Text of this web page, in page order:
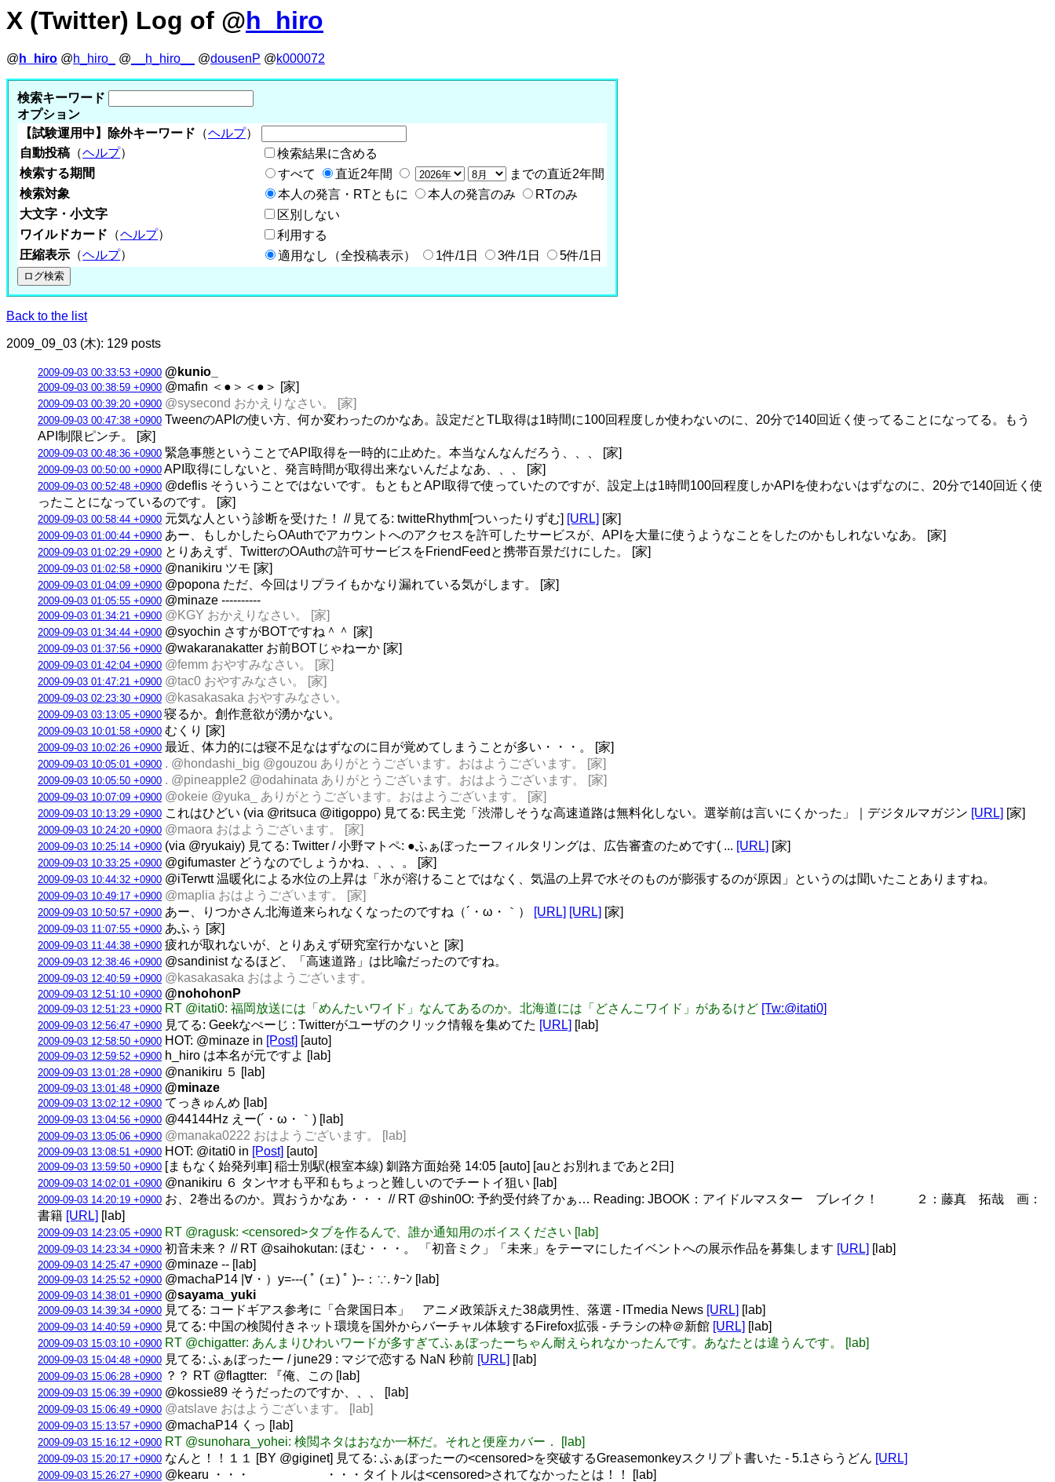
X (Twitter) Log of @h_hiro
@ h_hiro @h_hiro_ @ __h_hiro__ @dousenP @k000072
検索キーワード
オプション
【試験運用中】除外キーワード （ヘルプ）
自動投稿 （ヘルプ）
検索結果に含める
検索する期間
すべて 直近2年間
までの直近2年間
検索対象
本人の発言・RTともに 本人の発言のみ
RTのみ
大文字・小文字
区別しない
ワイルドカード （ヘルプ）
利用する
圧縮表示 （ヘルプ） 適用なし（全投稿表示） 1件/1日 3件/1日 5件/1日
Back to the list
2009_09_03 (木): 129 posts
2009-09-03 00:33:53 +0900 @kunio_
2009-09-03 00:38:59 +0900 @mafin ＜●＞＜●＞ [家]
2009-09-03 00:39:20 +0900 @sysecond おかえりなさい。 [家]
2009-09-03 00:47:38 +0900 TweenのAPIの使い方、何か変わったのかなあ。設定だとTL取得は1時間に100回程度しか使わないのに、20分で140回近く使ってることになってる。もう
API制限ピンチ。 [家]
2009-09-03 00:48:36 +0900 緊急事態ということでAPI取得を一時的に止めた。本当なんなんだろう、、、 [家]
2009-09-03 00:50:00 +0900 API取得にしないと、発言時間が取得出来ないんだよなあ、、、 [家]
2009-09-03 00:52:48 +0900 @deflis そういうことではないです。もともとAPI取得で使っていたのですが、設定上は1時間100回程度しかAPIを使わないはずなのに、20分で140回近く使
ったことになっているのです。 [家]
2009-09-03 00:58:44 +0900 元気な人という診断を受けた！ // 見てる: twitteRhythm[ついったりずむ] [URL] [家]
2009-09-03 01:00:44 +0900 あー、もしかしたらOAuthでアカウントへのアクセスを許可したサービスが、APIを大量に使うようなことをしたのかもしれないなあ。 [家]
2009-09-03 01:02:29 +0900 とりあえず、TwitterのOAuthの許可サービスをFriendFeedと携帯百景だけにした。 [家]
2009-09-03 01:02:58 +0900 @nanikiru ツモ [家]
2009-09-03 01:04:09 +0900 @popona ただ、今回はリプライもかなり漏れている気がします。 [家]
2009-09-03 01:05:55 +0900 @minaze ----------
2009-09-03 01:34:21 +0900 @KGY おかえりなさい。 [家]
2009-09-03 01:34:44 +0900 @syochin さすがBOTですね＾＾ [家]
2009-09-03 01:37:56 +0900 @wakaranakatter お前BOTじゃねーか [家]
2009-09-03 01:42:04 +0900 @femm おやすみなさい。 [家]
2009-09-03 01:47:21 +0900 @tac0 おやすみなさい。 [家]
2009-09-03 02:23:30 +0900 @kasakasaka おやすみなさい。
2009-09-03 03:13:05 +0900 寝るか。創作意欲が湧かない。
2009-09-03 10:01:58 +0900 むくり [家]
2009-09-03 10:02:26 +0900 最近、体力的には寝不足なはずなのに目が覚めてしまうことが多い・・・。 [家]
2009-09-03 10:05:01 +0900 . @hondashi_big @gouzou ありがとうございます。おはようございます。 [家]
2009-09-03 10:05:50 +0900 . @pineapple2 @odahinata ありがとうございます。おはようございます。 [家]
2009-09-03 10:07:09 +0900 @okeie @yuka_ ありがとうございます。おはようございます。 [家]
2009-09-03 10:13:29 +0900 これはひどい (via @ritsuca @itigoppo) 見てる: 民主党「渋滞しそうな高速道路は無料化しない。選挙前は言いにくかった」｜デジタルマガジン [URL] [家]
2009-09-03 10:24:20 +0900 @maora おはようございます。 [家]
2009-09-03 10:25:14 +0900 (via @ryukaiy) 見てる: Twitter / 小野マトペ: ●ふぁぼったーフィルタリングは、広告審査のためです( ... [URL] [家]
2009-09-03 10:33:25 +0900 @gifumaster どうなのでしょうかね、、、。 [家]
2009-09-03 10:44:32 +0900 @iTerwtt 温暖化による水位の上昇は「氷が溶けることではなく、気温の上昇で水そのものが膨張するのが原因」というのは聞いたことありますね。
2009-09-03 10:49:17 +0900 @maplia おはようございます。 [家]
2009-09-03 10:50:57 +0900 あー、りつかさん北海道来られなくなったのですね（´・ω・｀） [URL] [URL] [家]
2009-09-03 11:07:55 +0900 あふぅ [家]
2009-09-03 11:44:38 +0900 疲れが取れないが、とりあえず研究室行かないと [家]
2009-09-03 12:38:46 +0900 @sandinist なるほど、「高速道路」は比喩だったのですね。
2009-09-03 12:40:59 +0900 @kasakasaka おはようございます。
2009-09-03 12:51:10 +0900 @nohohonP
2009-09-03 12:51:23 +0900 RT @itati0: 福岡放送には「めんたいワイド」なんてあるのか。北海道には「どさんこワイド」があるけど [Tw:@itati0]
2009-09-03 12:56:47 +0900 見てる: Geekなぺーじ : Twitterがユーザのクリック情報を集めてた [URL] [lab]
2009-09-03 12:58:50 +0900 HOT: @minaze in [Post] [auto]
2009-09-03 12:59:52 +0900 h_hiro は本名が元ですよ [lab]
2009-09-03 13:01:28 +0900 @nanikiru ５ [lab]
2009-09-03 13:01:48 +0900 @minaze
2009-09-03 13:02:12 +0900 てっきゅんめ [lab]
2009-09-03 13:04:56 +0900 @44144Hz えー(´・ω・｀) [lab]
2009-09-03 13:05:06 +0900 @manaka0222 おはようございます。 [lab]
2009-09-03 13:08:51 +0900 HOT: @itati0 in [Post] [auto]
2009-09-03 13:59:50 +0900 [まもなく始発列車] 稲士別駅(根室本線) 釧路方面始発 14:05 [auto] [auとお別れまであと2日]
2009-09-03 14:02:01 +0900 @nanikiru ６ タンヤオも平和もちょっと難しいのでチートイ狙い [lab]
2009-09-03 14:20:19 +0900 お、2巻出るのか。買おうかなあ・・・ // RT @shin0O: 予約受付終了かぁ… Reading: JBOOK：アイドルマスター ブレイク！ ２：藤真 拓哉 画：
書籍 [URL] [lab]
2009-09-03 14:23:05 +0900 RT @ragusk: <censored>タブを作るんで、誰か通知用のボイスください [lab]
2009-09-03 14:23:34 +0900 初音未来？ // RT @saihokutan: ほむ・・・。 「初音ミク」「未来」をテーマにしたイベントへの展示作品を募集します [URL] [lab]
2009-09-03 14:25:47 +0900 @minaze -- [lab]
2009-09-03 14:25:52 +0900 @machaP14 |∀・）y=---( ﾟ (ェ) ﾟ )--：∵. ﾀｰﾝ [lab]
2009-09-03 14:38:01 +0900 @sayama_yuki
2009-09-03 14:39:34 +0900 見てる: コードギアス参考に「合衆国日本」 アニメ政策訴えた38歳男性、落選 - ITmedia News [URL] [lab]
2009-09-03 14:40:59 +0900 見てる: 中国の検閲付きネット環境を国外からバーチャル体験するFirefox拡張 - チラシの枠＠新館 [URL] [lab]
2009-09-03 15:03:10 +0900 RT @chigatter: あんまりひわいワードが多すぎてふぁぼったーちゃん耐えられなかったんです。あなたとは違うんです。 [lab]
2009-09-03 15:04:48 +0900 見てる: ふぁぼったー / june29 : マジで恋する NaN 秒前 [URL] [lab]
2009-09-03 15:06:28 +0900 ？？ RT @flagtter: 『俺、この [lab]
2009-09-03 15:06:39 +0900 @kossie89 そうだったのですか、、、 [lab]
2009-09-03 15:06:49 +0900 @atslave おはようございます。 [lab]
2009-09-03 15:13:57 +0900 @machaP14 くっ [lab]
2009-09-03 15:16:12 +0900 RT @sunohara_yohei: 検閲ネタはおなか一杯だ。それと便座カバー． [lab]
2009-09-03 15:20:17 +0900 なんと！！１１ [BY @giginet] 見てる: ふぁぼったーの<censored>を突破するGreasemonkeyスクリプト書いた - 5.1さらうどん [URL]
2009-09-03 15:26:27 +0900 @kearu ・・・ ・・・タイトルは<censored>されてなかったとは！！ [lab]